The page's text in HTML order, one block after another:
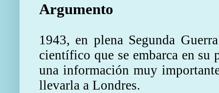
Argumento
1943, en plena Segunda
científico que se embarca en su
una información muy
llevarla a Londres.